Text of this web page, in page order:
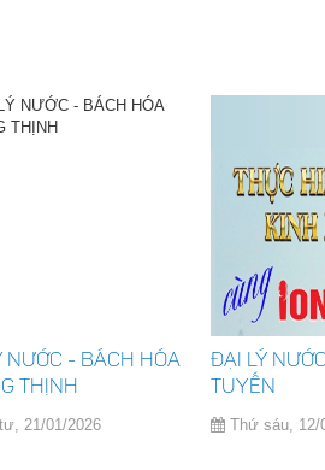
NƯỚC - BÁCH HÓA
THỊNH
21/01/2026
ĐẠI LÝ
TUYẾN
Thứ sáu, 12/